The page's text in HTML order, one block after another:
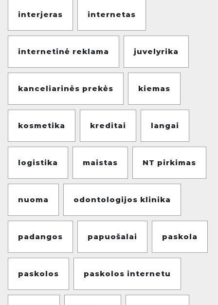
interjeras internetas
internetinė reklama juvelyrika
kanceliarinės prekės kiemas
kosmetika kreditai langai
logistika maistas NT pirkimas
nuoma odontologijos klinika
padangos papuošalai paskola
paskolos paskolos internetu